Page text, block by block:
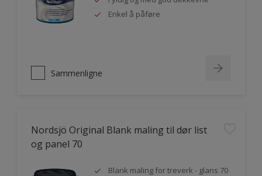
Enkel å påføre
Sammenligne
Nordsjö Original Blank maling til dør list
og panel 70
Blank maling for treverk - glans 70